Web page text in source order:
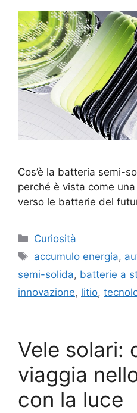
Cos’è la batteria semi-
perché è vista come
verso le batterie del
Categorie
Curiosità
Tag
accumulo energia,
semi-solida, batterie a
innovazione, litio,
Vele solari:
viaggia
con la luce